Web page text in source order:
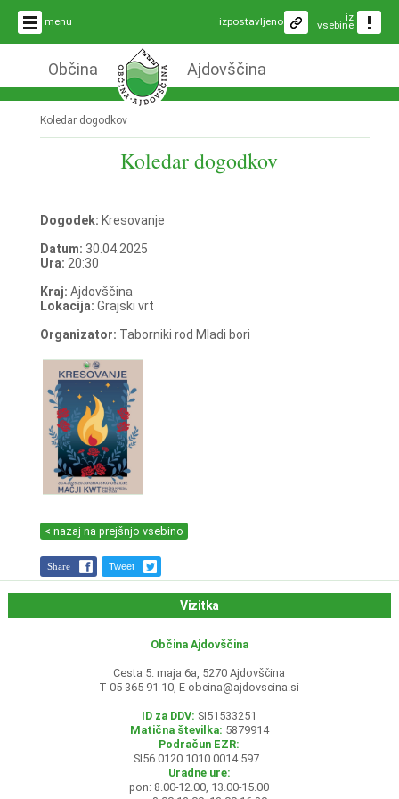
menu iz
vsebine
izpostavljeno
Občina Ajdovščina
Koledar dogodkov
Koledar dogodkov
Dogodek: Kresovanje
Datum: 30.04.2025
Ura: 20:30
Kraj: Ajdovščina
Lokacija: Grajski vrt
Organizator: Taborniki rod Mladi bori
< nazaj na prejšnjo vsebino
Share Tweet
Vizitka
Občina Ajdovščina
Cesta 5. maja 6a, 5270 Ajdovščina
T 05 365 91 10, E obcina@ajdovscina.si
ID za DDV: SI51533251
Matična številka: 5879914
Podračun EZR:
SI56 0120 1010 0014 597
Uradne ure:
pon: 8.00-12.00, 13.00-15.00